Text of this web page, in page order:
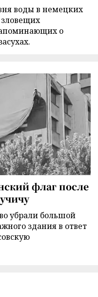
воды в немецких
о
флаг после
убрали большой
здания в ответ